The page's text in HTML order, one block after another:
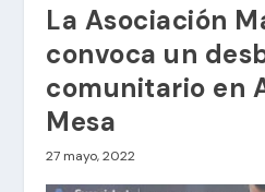
La Asociación
convoca un
comunitario en
Mesa
27 mayo, 2022